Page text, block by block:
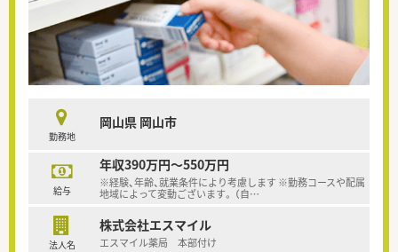
勤務地
岡山県 岡山市
給与
年収390万円～550万円
※経験、年齢、就業条件により考慮します ※勤務コースや配属
地域によって変動ございます。 （自…
法人名
株式会社エスマイル
エスマイル薬局 本部付け